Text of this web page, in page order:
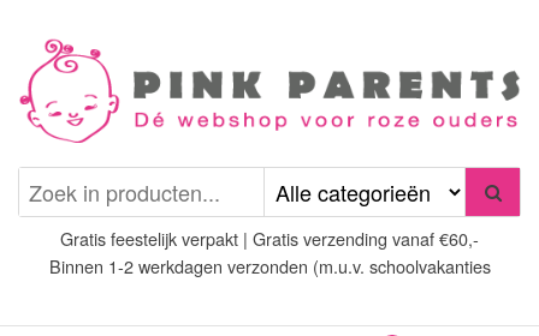
inhoud
Pink Parents
(wens)ouders
Gratis feestelijk verpakt | Gratis verzending vanaf €60,-
Binnen 1-2 werkdagen verzonden (m.u.v. schoolvakanties